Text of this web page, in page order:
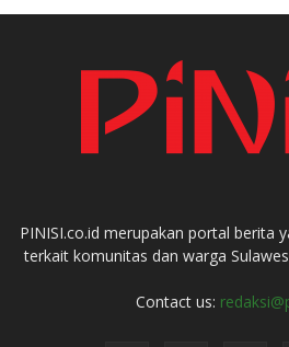
PINISI.co.id merupakan portal berita
terkait komunitas dan warga
Contact us: